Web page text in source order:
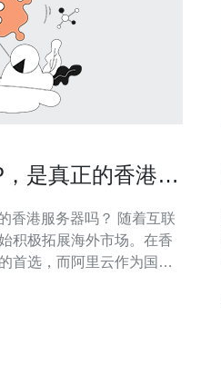
是真正的香港服
务器吗？ 随着互联
积极拓展海外市场。在香
首选，而阿里云作为国内
是真正的香港服务器吗？